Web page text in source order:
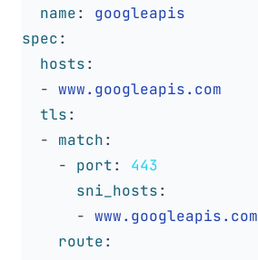
name:
googleapis
spec:
hosts:
- www.googleapis.com
tls:
- match:
- port:
443
sni_hosts:
- www.googleapis.com
route: